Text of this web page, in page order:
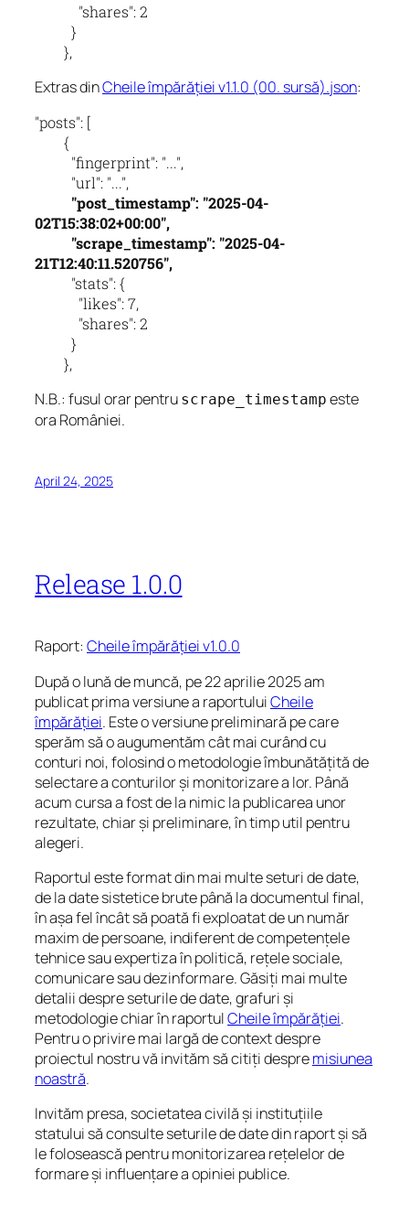
        },
Extras dinCheile împărăției v1.1.0 (00. sursă).json:
"posts": [
02T15:38:02+00:00",
        },
N.B.: fusul orar pentru scrape_timestamp este
ora României.
April 24, 2025
Release 1.0.0
Raport: Cheile împărăției v1.0.0
După o lună de muncă, pe 22 aprilie 2025 am
publicat prima versiune a raportuluiCheile
împărăției. Este o versiune preliminară pe care
sperăm să o augumentăm cât mai curând cu
conturi noi, folosind o metodologie îmbunătățită de
selectare a conturilor și monitorizare a lor. Până
acum cursa a fost de la nimic la publicarea unor
rezultate, chiar și preliminare, în timp util pentru
alegeri.
Raportul este format din mai multe seturi de date,
de la date sistetice brute până la documentul final,
în așa fel încât să poată fi exploatat de un număr
maxim de persoane, indiferent de competențele
tehnice sau expertiza în politică, rețele sociale,
comunicare sau dezinformare. Găsiți mai multe
detalii despre seturile de date, grafuri și
metodologie chiar în raportulCheile împărăției.
Pentru o privire mai largă de context despre
proiectul nostru vă invităm să citiți despremisiunea
noastră.
Invităm presa, societatea civilă și instituțiile
statului să consulte seturile de date din raport și să
le folosească pentru monitorizarea rețelelor de
formare și influențare a opiniei publice.